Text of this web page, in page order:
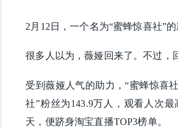
2月12日，一个名为“蜜蜂惊喜社”
很多人以为，薇娅回来了。不过，
受到薇娅人气的助力，“蜜蜂惊喜
社”粉丝为143.9万人，观看人次
天，便跻身淘宝直播TOP3榜单。